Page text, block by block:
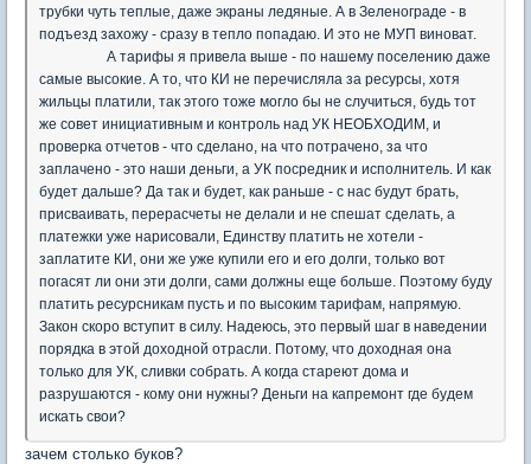
трубки чуть теплые, даже экраны ледяные. А в Зеленограде - в
подъезд захожу - сразу в тепло попадаю. И это не МУП виноват.
А тарифы я привела выше - по нашему поселению даже
самые высокие. А то, что КИ не перечисляла за ресурсы, хотя
жильцы платили, так этого тоже могло бы не случиться, будь тот
же совет инициативным и контроль над УК НЕОБХОДИМ, и
проверка отчетов - что сделано, на что потрачено, за что
заплачено - это наши деньги, а УК посредник и исполнитель. И как
будет дальше? Да так и будет, как раньше - с нас будут брать,
присваивать, перерасчеты не делали и не спешат сделать, а
платежки уже нарисовали, Единству платить не хотели -
заплатите КИ, они же уже купили его и его долги, только вот
погасят ли они эти долги, сами должны еще больше. Поэтому буду
платить ресурсникам пусть и по высоким тарифам, напрямую.
Закон скоро вступит в силу. Надеюсь, это первый шаг в наведении
порядка в этой доходной отрасли. Потому, что доходная она
только для УК, сливки собрать. А когда стареют дома и
разрушаются - кому они нужны? Деньги на капремонт где будем
искать свои?
зачем столько буков?